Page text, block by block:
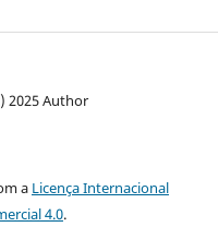
2025 Author
a Licença Internacional
4.0.